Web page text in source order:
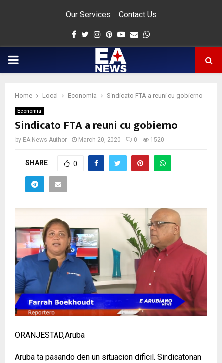
Our Services Contact Us
Facebook
Twitter
Instagram
Pinterest
Youtube
Email
PRIMARY
Home Local Economia Sindicato FTA a reuni cu gobierno
Economia
Sindicato FTA a reuni cu gobierno
by EA News Author March 20, 2020 0 1520
SHARE 0
ORANJESTAD,Aruba
Aruba ta pasando den un situacion dificil. Sindicatonan